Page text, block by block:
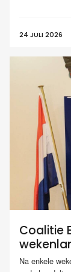
24 JULI 2026
Coalitie
Na enkele